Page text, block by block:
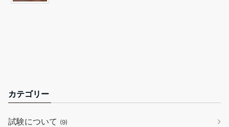
カテゴリー
試験について (9)